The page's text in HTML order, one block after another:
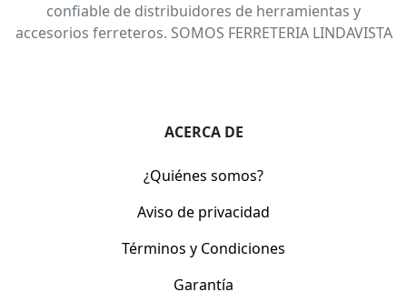
confiable de distribuidores de herramientas y
accesorios ferreteros. SOMOS FERRETERIA LINDAVISTA
ACERCA DE
¿Quiénes somos?
Aviso de privacidad
Términos y Condiciones
Garantía